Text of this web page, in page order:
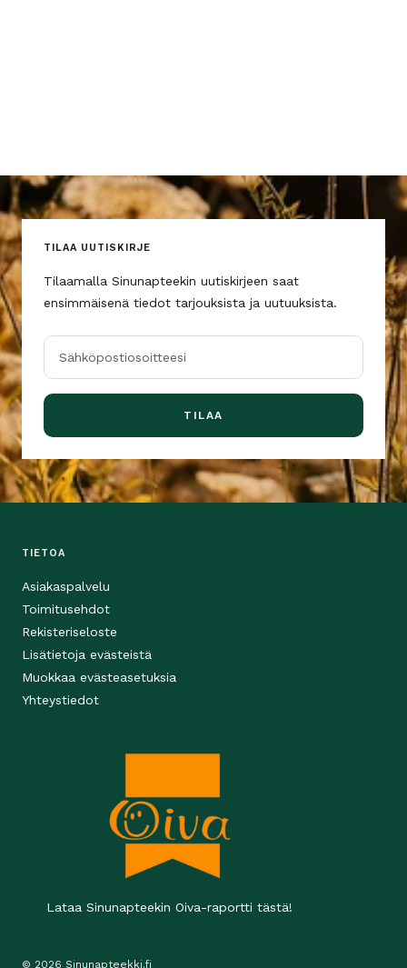
TILAA UUTISKIRJE
Tilaamalla Sinunapteekin uutiskirjeen saat
ensimmäisenä tiedot tarjouksista ja uutuuksista.
Sähköpostiosoitteesi
TILAA
TIETOA
Asiakaspalvelu
Toimitusehdot
Rekisteriseloste
Lisätietoja evästeistä
Muokkaa evästeasetuksia
Yhteystiedot
Lataa Sinunapteekin Oiva-raportti tästä!
© 2026 Sinunapteekki.fi